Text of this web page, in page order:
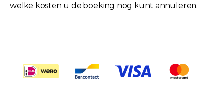
welke kosten u de boeking nog kunt annuleren.